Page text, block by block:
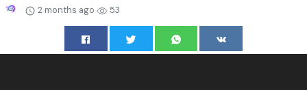
2 months ago 53